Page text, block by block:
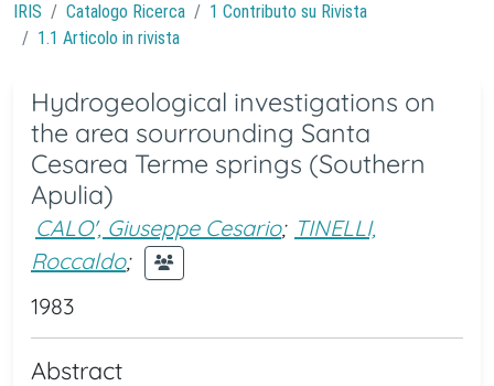
IRIS Catalogo Ricerca
1 Contributo su Rivista
1.1 Articolo in rivista
Hydrogeological investigations on
the area sourrounding Santa
Cesarea Terme springs (Southern
Apulia)
CALO', Giuseppe Cesario; TINELLI,
Roccaldo;
1983
Abstract